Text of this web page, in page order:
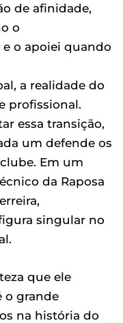
de afinidade,
o
e o apoiei quando
a realidade do
profissional.
essa transição,
um defende os
Em um
da Raposa
singular no
que ele
o grande
na história do